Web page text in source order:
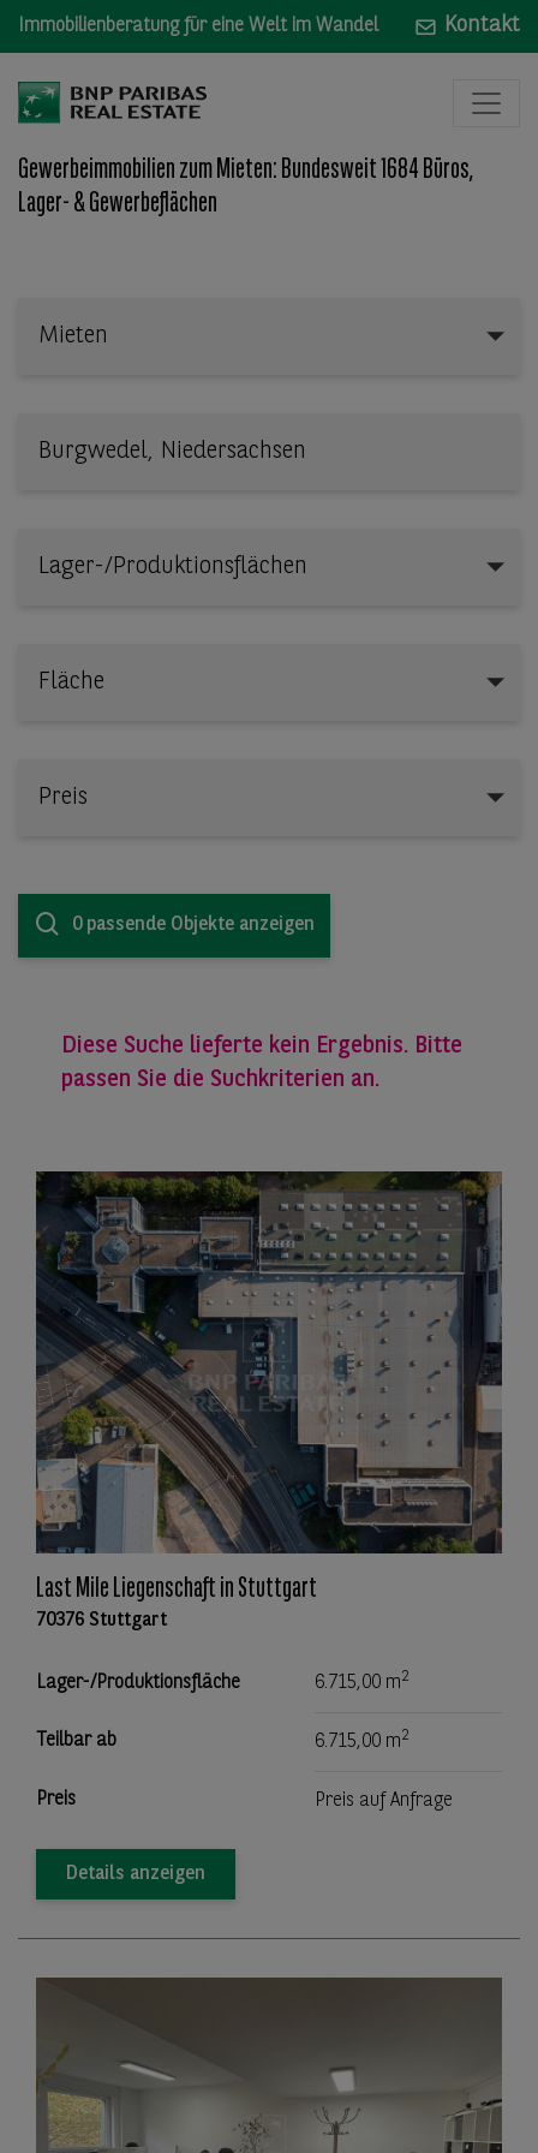
Immobilienberatung für eine Welt im Wandel Kontakt
Gewerbeimmobilien zum Mieten: Bundesweit 1684 Büros,
Lager- & Gewerbeflächen
Mieten
Lager-/Produktionsflächen
Fläche
Preis
0 passende Objekte anzeigen
Diese Suche lieferte kein Ergebnis. Bitte
passen Sie die Suchkriterien an.
Last Mile Liegenschaft in Stuttgart
70376 Stuttgart
Lager-/Produktionsfläche 6.715,00 m2
Teilbar ab 6.715,00 m2
Preis Preis auf Anfrage
Details anzeigen